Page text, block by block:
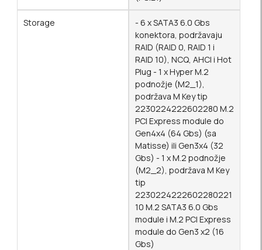
Storage
- 6 x SATA3 6.0 Gbs
konektora, podržavaju
RAID (RAID 0, RAID 1 i
RAID 10), NCQ, AHCI i Hot
Plug - 1 x Hyper M.2
podnožje (M2_1),
podržava M Key tip
2230224222602280 M.2
PCI Express module do
Gen4x4 (64 Gbs) (sa
Matisse) ili Gen3x4 (32
Gbs) - 1 x M.2 podnožje
(M2_2), podržava M Key
tip
2230224222602280221
10 M.2 SATA3 6.0 Gbs
module i M.2 PCI Express
module do Gen3 x2 (16
Gbs)